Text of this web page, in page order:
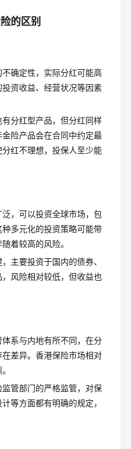
的区别
确定性，实际分红可能高
资收益、经营状况等因素
分红型产品，但分红同样
险产品会在合同中约定最
红不理想，投保人至少能
，可以投资全球市场，包
多元化的投资策略可能带
着较高的风险。
主要投资于国内的债券、
风险相对较低，但收益也
系与内地有所不同，在分
差异。香港保险市场相对
管部门的严格监管，对保
等方面都有明确的规定，